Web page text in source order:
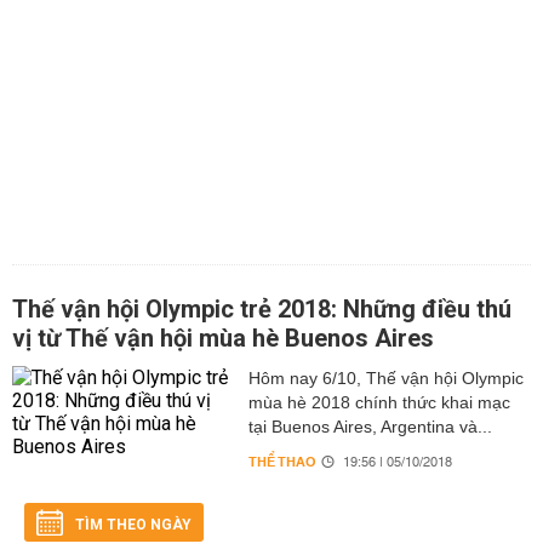
Thế vận hội Olympic trẻ 2018: Những điều thú
vị từ Thế vận hội mùa hè Buenos Aires
Hôm nay 6/10, Thế vận hội Olympic
mùa hè 2018 chính thức khai mạc
tại Buenos Aires, Argentina và...
THỂ THAO 19:56 | 05/10/2018
TÌM THEO NGÀY